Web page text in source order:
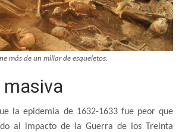
más de un millar de esqueletos.
masiva
la epidemia de 1632-1633 fue peor que
al impacto de la Guerra de los Treinta